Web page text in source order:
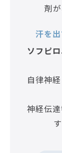
剤
汗を
ソフピ
自律神
神経伝